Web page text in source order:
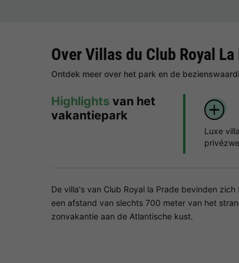
Over Villas du Club Royal La
Ontdek meer over het park en de
Highlights van het
vakantiepark
Luxe
De villa's van Club Royal la Prade bevinden
een afstand van slechts 700 meter van het
zonvakantie aan de Atlantische kust.